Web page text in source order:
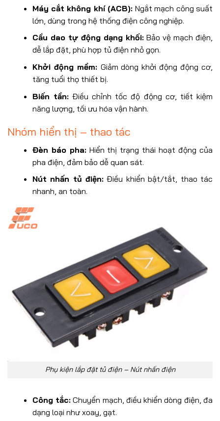
Máy cắt không khí (ACB):Ngắt mạch công suất
lớn, dùng trong hệ thống điện công nghiệp.
Cầu dao tự động dạng khối:Bảo vệ mạch điện,
dễ lắp đặt, phù hợp tủ điện nhỏ gọn.
Khởi động mềm: Giảm dòng khởi động động cơ,
tăng tuổi thọ thiết bị.
Biến tần:Điều chỉnh tốc độ động cơ, tiết kiệm
năng lượng, tối ưu hóa vận hành.
Nhóm hiển thị – thao tác
Đèn báo pha:Hiển thị trạng thái hoạt động của
pha điện, đảm bảo dễ quan sát.
Nút nhấn tủ điện: Điều khiển bật/tắt, thao tác
nhanh, an toàn.
Phụ kiện lắp đặt tủ điện – Nút nhấn điện
Công tắc: Chuyển mạch, điều khiển dòng điện, đa
dạng loại như xoay, gạt.